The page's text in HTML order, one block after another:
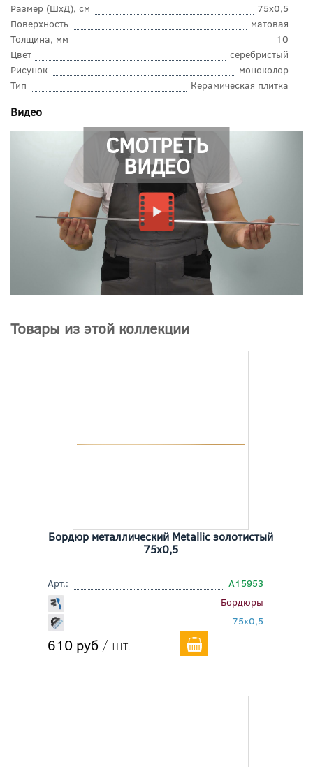
Размер (ШхД), см
75x0,5
Поверхность
матовая
Толщина, мм
10
Цвет
серебристый
Рисунок
моноколор
Тип
Керамическая плитка
Видео
СМОТРЕТЬ
ВИДЕО
Товары из этой коллекции
Бордюр металлический Metallic золотистый
75x0,5
Арт.:
A15953
Бордюры
75x0,5
610 руб / шт.